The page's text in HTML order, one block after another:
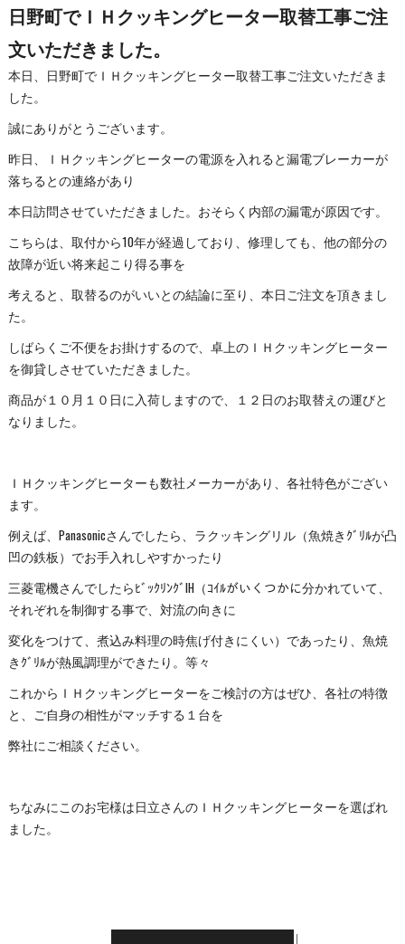
日野町でＩＨクッキングヒーター取替工事ご注
文いただきました。
本日、日野町でＩＨクッキングヒーター取替工事ご注文いただきま
した。
誠にありがとうございます。
昨日、ＩＨクッキングヒーターの電源を入れると漏電ブレーカーが
落ちるとの連絡があり
本日訪問させていただきました。おそらく内部の漏電が原因です。
こちらは、取付から10年が経過しており、修理しても、他の部分の
故障が近い将来起こり得る事を
考えると、取替るのがいいとの結論に至り、本日ご注文を頂きまし
た。
しばらくご不便をお掛けするので、卓上のＩＨクッキングヒーター
を御貸しさせていただきました。
商品が１０月１０日に入荷しますので、１２日のお取替えの運びと
なりました。
ＩＨクッキングヒーターも数社メーカーがあり、各社特色がござい
ます。
例えば、Panasonicさんでしたら、ラクッキングリル（魚焼きｸﾞﾘﾙが凸
凹の鉄板）でお手入れしやすかったり
三菱電機さんでしたらﾋﾞｯｸﾘﾝｸﾞIH（ｺｲﾙがいくつかに分かれていて、
それぞれを制御する事で、対流の向きに
変化をつけて、煮込み料理の時焦げ付きにくい）であったり、魚焼
きｸﾞﾘﾙが熱風調理ができたり。等々
これからＩＨクッキングヒーターをご検討の方はぜひ、各社の特徴
と、ご自身の相性がマッチする１台を
弊社にご相談ください。
ちなみにこのお宅様は日立さんのＩＨクッキングヒーターを選ばれ
ました。